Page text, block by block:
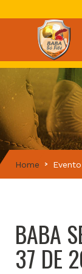
Home Evento
BABA
37 DE